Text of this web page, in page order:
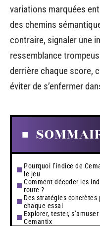
variations marquées
des chemins
contraire, signaler une
ressemblance
derrière chaque score,
éviter de s’enfermer
Pourquoi l’indice de
le jeu
Comment décoder les
route ?
Des stratégies
chaque essai
Explorer, tester,
Cemantix